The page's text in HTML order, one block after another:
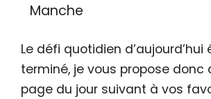
Manche
Le défi quotidien d’aujourd’hui
terminé, je vous propose donc
page du jour suivant à vos